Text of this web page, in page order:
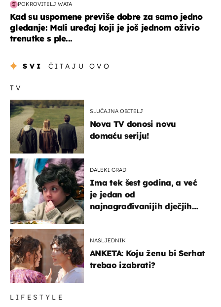
POKROVITELJ WATA
Kad su uspomene previše dobre za samo jedno
gledanje: Mali uređaj koji je još jednom oživio
trenutke s ple...
SVI ČITAJU OVO
TV
SLUČAJNA OBITELJ
Nova TV donosi novu
domaću seriju!
DALEKI GRAD
Ima tek šest godina, a već
je jedan od
najnagrađivanijih dječjih
NASLJEDNIK
ANKETA: Koju ženu bi Serhat
trebao izabrati?
LIFESTYLE